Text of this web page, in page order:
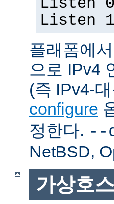
Listen
Listen
플래폼에
으로 IPv4
(즉 IPv4-
configure
정한다. --
NetBSD,
가상호